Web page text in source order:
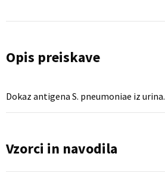
Opis preiskave
Dokaz antigena S. pneumoniae iz urina.
Vzorci in navodila